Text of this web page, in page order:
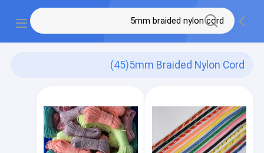
5mm Braided Nylon Cord
(45)